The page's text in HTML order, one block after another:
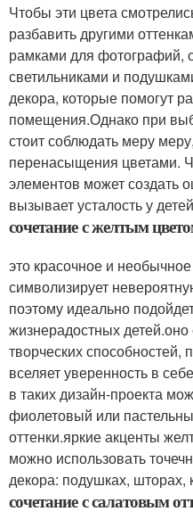
Чтобы эти цвета
разбавить другими
рамками для фотографий,
светильниками и
декора, которые помогут
помещения.Однако при
стоит соблюдать меру
перенасыщения цветами.
элементов может создать
вызывает усталость у
сочетание с желтым
это красочное и
символизирует
поэтому идеально
жизнерадостных детей.оно
творческих
вселяет уверенность в
в таких дизайн-проекта
фиолетовый или
оттенки.яркие акценты
можно использовать
декора: подушках, шторах,
сочетание с салатовым